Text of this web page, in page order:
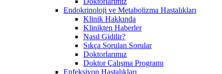
Endokrinoloji ve Metabolizma Hastalıkları
Klinik Hakkında
Klinikten Haberler
Nasıl Gidilir?
Sıkça Sorulan Sorular
Doktorlarımız
Doktor Çalışma Programı
Enfeksiyon Hastalıkları